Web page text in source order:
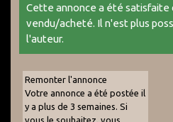
Cette annonce a été satisfaite
vendu/acheté. Il n'est plus
l'auteur.
Remonter l'annonce
Votre annonce a été postée il
y a plus de 3 semaines. Si
vous le souhaitez, vous